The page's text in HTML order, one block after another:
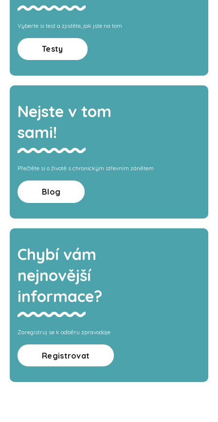
Vyberte si test a zjistěte, jak jste na tom
Testy
Nejste v tom
sami!
Přečtěte si o životě s chronickým střevním zánětem
Blog
Chybí vám
nejnovější
informace?
Zaregistruj se k odběru zpravodaje
Registrovat